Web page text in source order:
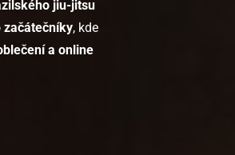
jiu-jitsu
začátečníky, kde
a online